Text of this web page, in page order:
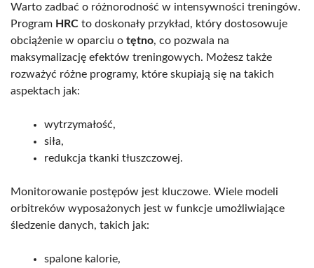
Warto zadbać o różnorodność w intensywności treningów.
Program HRC to doskonały przykład, który dostosowuje
obciążenie w oparciu o tętno, co pozwala na
maksymalizację efektów treningowych. Możesz także
rozważyć różne programy, które skupiają się na takich
aspektach jak:
wytrzymałość,
siła,
redukcja tkanki tłuszczowej.
Monitorowanie postępów jest kluczowe. Wiele modeli
orbitreków wyposażonych jest w funkcje umożliwiające
śledzenie danych, takich jak:
spalone kalorie,